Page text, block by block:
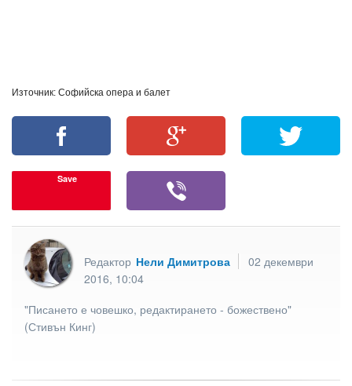
Източник: Софийска опера и балет
Save
Редактор Нели Димитрова
02 декември
2016, 10:04
"Писането е човешко, редактирането - божествено"
(Стивън Кинг)